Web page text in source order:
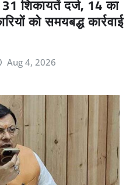
शिकायतें दर्ज, 14 का
को समयबद्ध कार्रवाई
Aug 4, 2026